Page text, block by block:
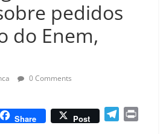
pedidos
do Enem,
0 Comments
Share Post